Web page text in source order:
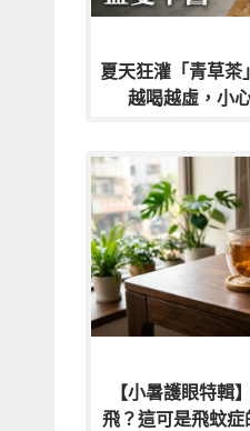
夏天狂灌「青草茶
越喝越虛，小
【小暑護眼特輯
飛？這可是飛蚊